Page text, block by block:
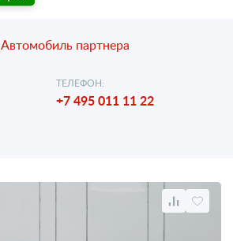
Автомобиль партнера
ТЕЛЕФОН:
+7 495 011 11 22